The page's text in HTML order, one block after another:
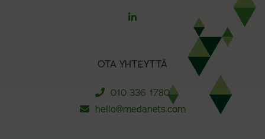
OTA YHTEYTTÄ
010 336 1780
hello@medanets.com